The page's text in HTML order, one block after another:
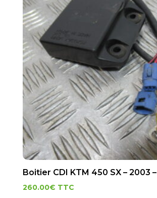
Boitier CDI KTM 450 SX – 2003 –
260.00€ TTC